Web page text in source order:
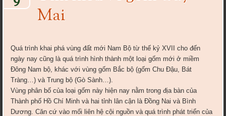
Mai
Quá trình khai phá vùng đất mới Nam Bộ từ thế kỷ XVII cho đến
ngày nay cũng là quá trình hình thành một loại gốm mới ở miềm
Đông Nam bộ, khác với vùng gốm Bắc bộ (gốm Chu Đậu, Bát
Tràng…) và Trung bộ (Gò Sành…).
Vùng phân bố của loại gốm này hiện nay nằm trong địa bàn của
Thành phố Hồ Chí Minh và hai tỉnh lân cận là Đồng Nai và Bình
Dương. Căn cứ vào mối liên hệ cội nguồn và quá trình phát triển của